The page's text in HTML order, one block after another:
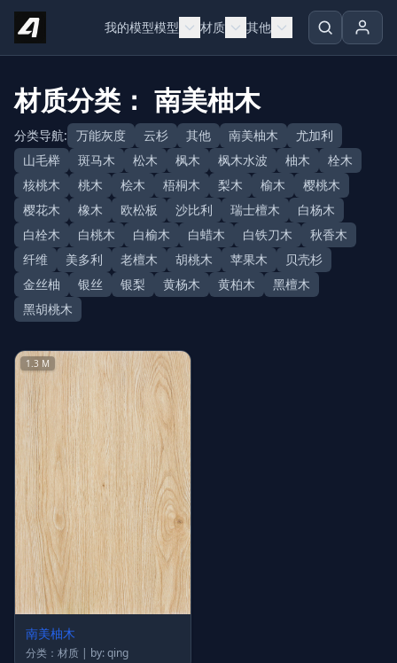
Skip to content
我的模型模型 材质 其他
材质分类： 南美柚木
分类导航: 万能灰度 云杉 其他 南美柚木
尤加利
山毛榉
斑马木 松木 枫木 枫木水波 柚木
栓木
核桃木
桃木 桧木 梧桐木 梨木 榆木
樱桃木
樱花木
橡木 欧松板 沙比利 瑞士檀木
白杨木
白栓木
白桃木 白榆木 白蜡木 白铁刀木
秋香木
纤维
美多利 老檀木 胡桃木 苹果木
贝壳杉
金丝柚
银丝 银梨 黄杨木 黄柏木
黑檀木
黑胡桃木
1.3 M
南美柚木
分类：材质 | by: qing